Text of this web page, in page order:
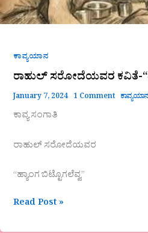
ಕಾವ್ಯಯಾನ
ರಾಹುಲ್ ಸರೋದೆಯವರ ಕವಿತೆ-
January 7, 2024 1 Comment ಕಾವ್ಯಯಾನ
ಕಾವ್ಯ ಸಂಗಾತಿ
ರಾಹುಲ್ ಸರೋದೆಯವರ
“ಹ್ಯಾಂಗ ಬಿಟ್ಟೊಗಲೆವ್ವ”
Read Post »